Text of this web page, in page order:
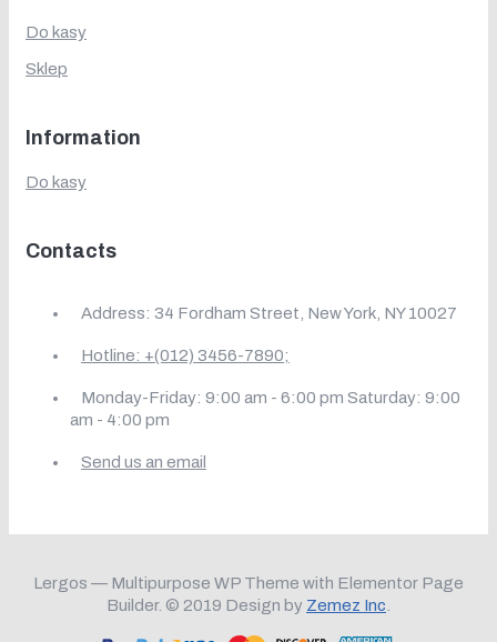
Do kasy
Sklep
Information
Do kasy
Contacts
Address: 34 Fordham Street, New York, NY 10027
Hotline: +(012) 3456-7890;
Monday-Friday: 9:00 am - 6:00 pm Saturday: 9:00
am - 4:00 pm
Send us an email
Lergos — Multipurpose WP Theme with Elementor Page
Builder. © 2019 Design by Zemez Inc